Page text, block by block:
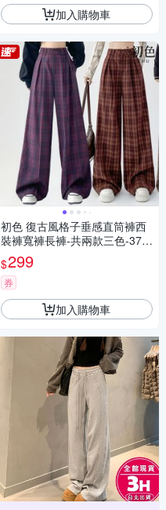
加入購物車
初色 復古風格子垂感直筒褲西
裝褲寬褲長褲-共兩款三色-374
35(M-2XL可選)
$299
券
加入購物車